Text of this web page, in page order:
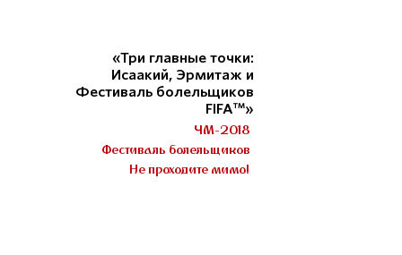
«Три главные точки:
Исаакий, Эрмитаж и
Фестиваль болельщиков
FIFA™»
ЧМ-2018
Фестиваль болельщиков
Не проходите мимо!